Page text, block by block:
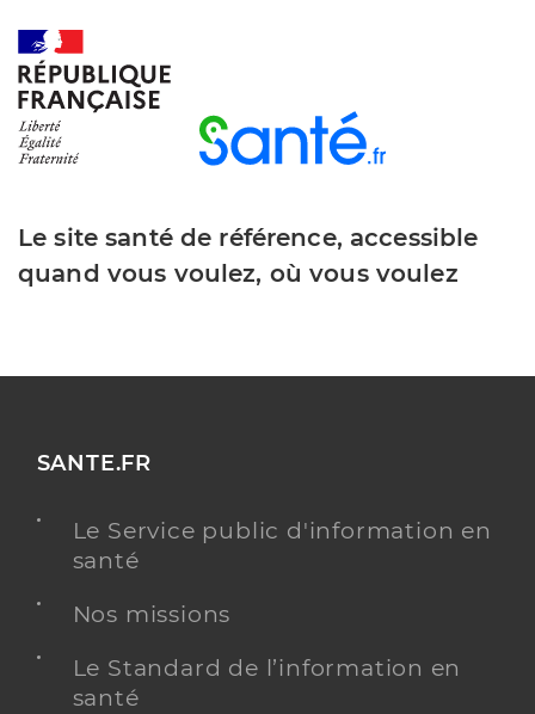
Le site santé de référence, accessible
quand vous voulez, où vous voulez
SANTE.FR
Le Service public d'information en
santé
Nos missions
Le Standard de l’information en
santé